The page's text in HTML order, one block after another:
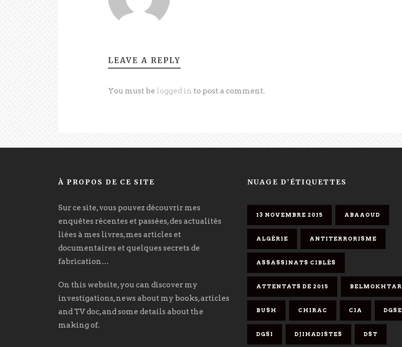
LEAVE A REPLY
You must be logged in to post a comment.
À PROPOS DE CE SITE
Sur ce site, vous pouvez découvrir mes
enquêtes récentes et passées, des actualités
liées à mes livres, mes articles et
documentaires et quelques secrets de
fabrication…
On this website, you can discover my
investigations, news about my books, articles
and TV doc, and some details about the
making of.
NUAGE D’ÉTIQUETTES
13 NOVEMBRE 2015 ABAAOUD
ALGÉRIE ANTITERRORISME
ASSASSINATS CIBLÉS
ATTENTATS DE 2015 BELMOKHTAR
BUSH CHIRAC CIA DGSE
DGSI DJIHADISTES DST